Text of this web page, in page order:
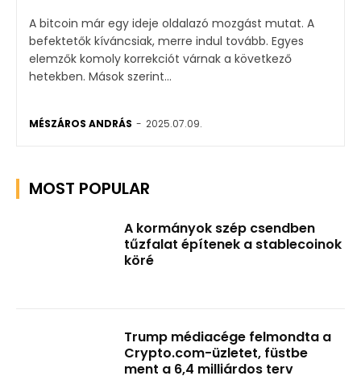
A bitcoin már egy ideje oldalazó mozgást mutat. A
befektetők kíváncsiak, merre indul tovább. Egyes
elemzők komoly korrekciót várnak a következő
hetekben. Mások szerint...
MÉSZÁROS ANDRÁS - 2025.07.09.
MOST POPULAR
A kormányok szép csendben
tűzfalat építenek a stablecoinok
köré
Trump médiacége felmondta a
Crypto.com-üzletet, füstbe
ment a 6,4 milliárdos terv